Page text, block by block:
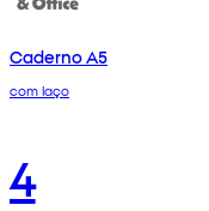
Caderno A5
com laço
4